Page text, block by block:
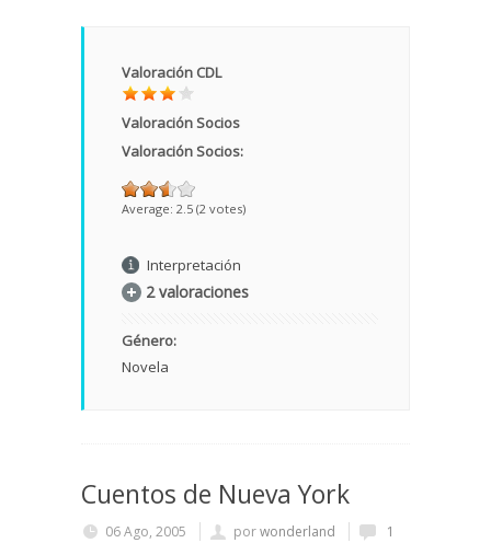
Valoración CDL
Valoración Socios
Valoración Socios:
Average: 2.5 (2 votes)
Interpretación
2 valoraciones
Género:
Novela
Cuentos de Nueva York
06 Ago, 2005 porwonderland
1